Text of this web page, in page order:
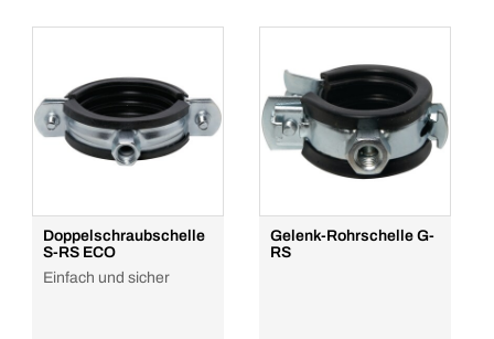
Doppelschraubschelle
S-RS ECO
Einfach und sicher
Gelenk-Rohrschelle G-
RS